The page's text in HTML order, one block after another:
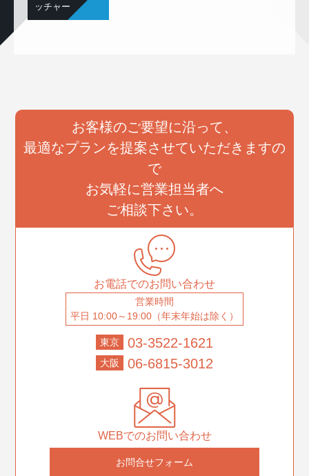
ッチャー
お客様のご要望に沿って、
最適なプランを提案させていただきますの
で
お気軽に営業担当者へ
ご相談下さい。
お電話でのお問い合わせ
営業時間
平日 10:00～19:00（年末年始は除く）
東京 03-3522-1621
大阪 06-6815-3012
WEBでのお問い合わせ
お問合せフォーム